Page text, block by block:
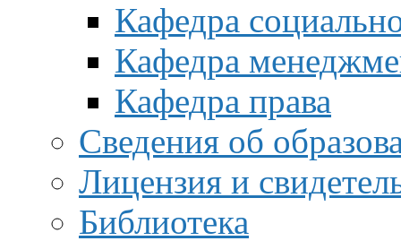
Кафедра
Кафедра
Кафедра права
Сведения об
Лицензия и
Библиотека